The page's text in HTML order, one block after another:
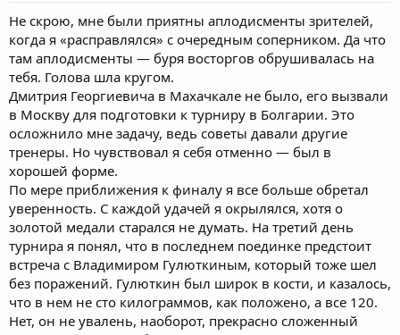
Не скрою, мне были приятны аплодисменты зрителей,
когда я «расправлялся» с очередным соперником. Да что
там аплодисменты — буря восторгов обрушивалась на
тебя. Голова шла кругом.
Дмитрия Георгиевича в Махачкале не было, его вызвали
в Москву для подготовки к турниру в Болгарии. Это
осложнило мне задачу, ведь советы давали другие
тренеры. Но чувствовал я себя отменно — был в
хорошей форме.
По мере приближения к финалу я все больше обретал
уверенность. С каждой удачей я окрылялся, хотя о
золотой медали старался не думать. На третий день
турнира я понял, что в последнем поединке предстоит
встреча с Владимиром Гулюткиным, который тоже шел
без поражений. Гулюткин был широк в кости, и казалось,
что в нем не сто килограммов, как положено, а все 120.
Нет, он не увалень, наоборот, прекрасно сложенный